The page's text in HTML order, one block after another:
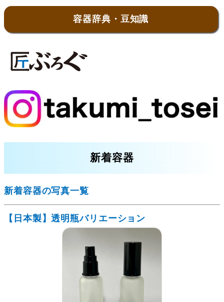
容器辞典・豆知識
新着容器
新着容器の写真一覧
【日本製】透明瓶バリエーション